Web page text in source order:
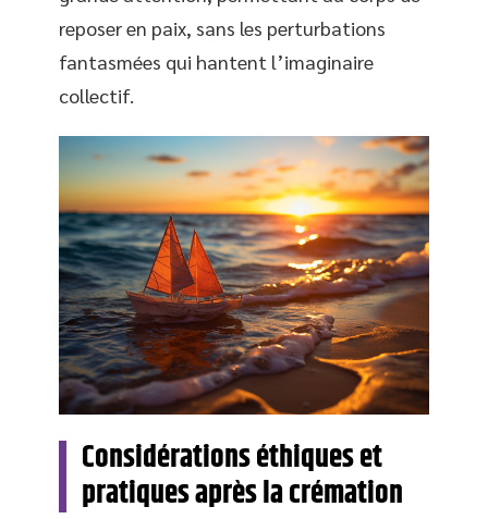
reposer en paix, sans les perturbations
fantasmées qui hantent l’imaginaire
collectif.
Considérations éthiques et
pratiques après la crémation